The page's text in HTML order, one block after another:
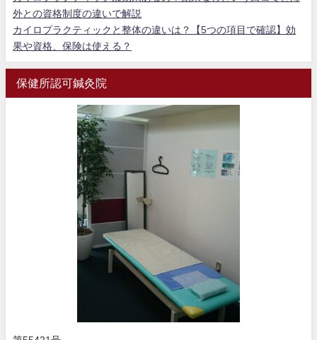
外との資格制度の違いで解説
カイロプラクティックと整体の違いは？【5つの項目で確認】効
果や資格、保険は使える？
保健所認可鍼灸院